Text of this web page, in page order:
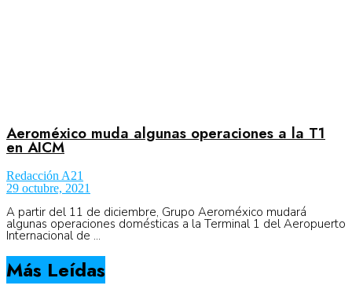
Aeroméxico muda algunas operaciones a la T1
en AICM
Redacción A21
29 octubre, 2021
A partir del 11 de diciembre, Grupo Aeroméxico mudará
algunas operaciones domésticas a la Terminal 1 del Aeropuerto
Internacional de ...
Más Leídas